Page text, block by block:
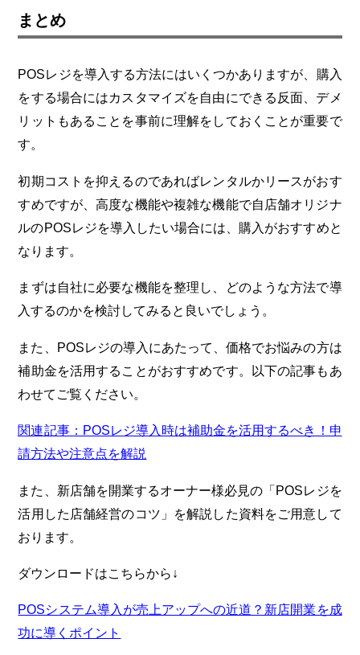
まとめ
POSレジを導入する方法にはいくつかありますが、購入
をする場合にはカスタマイズを自由にできる反面、デメ
リットもあることを事前に理解をしておくことが重要で
す。
初期コストを抑えるのであればレンタルかリースがおす
すめですが、高度な機能や複雑な機能で自店舗オリジナ
ルのPOSレジを導入したい場合には、購入がおすすめと
なります。
まずは自社に必要な機能を整理し、どのような方法で導
入するのかを検討してみると良いでしょう。
また、POSレジの導入にあたって、価格でお悩みの方は
補助金を活用することがおすすめです。以下の記事もあ
わせてご覧ください。
関連記事：POSレジ導入時は補助金を活用するべき！申
請方法や注意点を解説
また、新店舗を開業するオーナー様必見の「POSレジを
活用した店舗経営のコツ」を解説した資料をご用意して
おります。
ダウンロードはこちらから↓
POSシステム導入が売上アップへの近道？新店開業を成
功に導くポイント